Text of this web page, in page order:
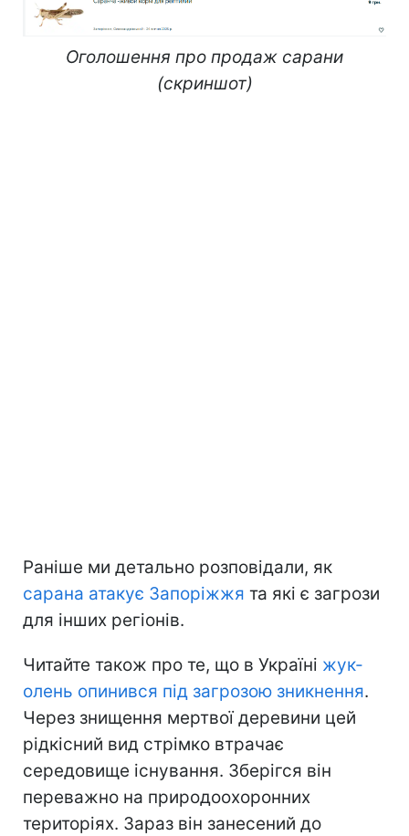
Оголошення про продаж сарани
(скриншот)
Раніше ми детально розповідали, як
сарана атакує Запоріжжя та які є загрози
для інших регіонів.
Читайте також про те, що в Україні жук-
олень опинився під загрозою зникнення.
Через знищення мертвої деревини цей
рідкісний вид стрімко втрачає
середовище існування. Зберігся він
переважно на природоохоронних
територіях. Зараз він занесений до